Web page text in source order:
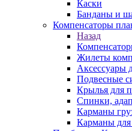
Каски
Банданы и
Компенсаторы
Назад
Жилеты
Аксессуары
Подвесные
Крылья для
Спинки,
Карманы
Карманы для